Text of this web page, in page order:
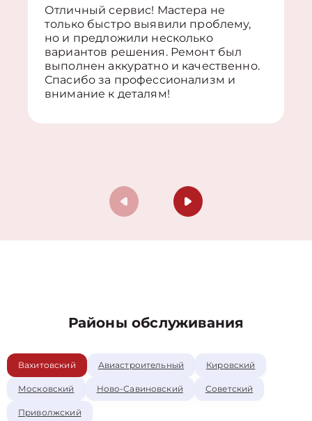
Отличный сервис! Мастера не
только быстро выявили проблему,
но и предложили несколько
вариантов решения. Ремонт был
выполнен аккуратно и качественно.
Спасибо за профессионализм и
внимание к деталям!
Районы обслуживания
Вахитовский Авиастроительный Кировский
Московский Ново-Савиновский Советский
Приволжский